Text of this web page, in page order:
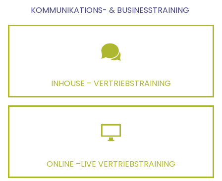
KOMMUNIKATIONS- & BUSINESSTRAINING
INHOUSE – VERTRIEBSTRAINING
ONLINE –LIVE VERTRIEBSTRAINING